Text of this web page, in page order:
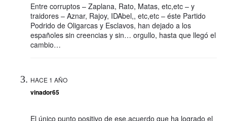
Entre corruptos – Zaplana, Rato, Matas, etc,etc – y
traidores – Aznar, Rajoy, IDAbel,, etc,etc – éste Partido
Podrido de Oligarcas y Esclavos, han dejado a los
españoles sin creencias y sin… orgullo, hasta que llegó el
cambio…
HACE 1 AÑO
vinador65
El único punto positivo de ese.acuerdo que ha logrado el